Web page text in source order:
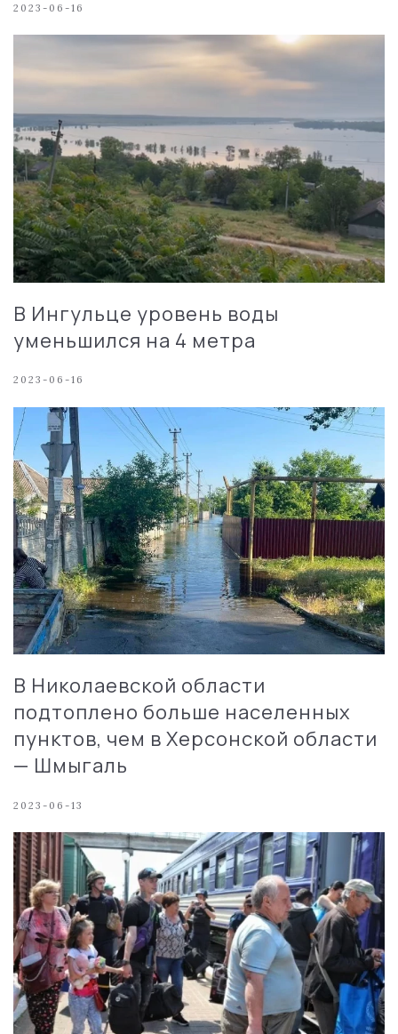
2023-06-16
В Ингульце уровень воды
уменьшился на 4 метра
2023-06-16
В Николаевской области
подтоплено больше населенных
пунктов, чем в Херсонской области
— Шмыгаль
2023-06-13